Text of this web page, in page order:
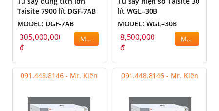
Taisite 7900 lít DGF-7AB
MODEL: DGF-7AB
305,000,000
đ
MUA
lít WGL–30B
MODEL: WGL–30B
8,500,000
đ
MUA
091.448.8146 - Mr. Kiên 091.448.8146 - Mr. Kiên